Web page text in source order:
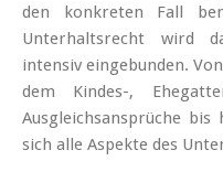
den konkreten Fall
Unterhaltsrecht wird
intensiv eingebunden.
dem Kindes-,
Ausgleichsansprüche
sich alle Aspekte des